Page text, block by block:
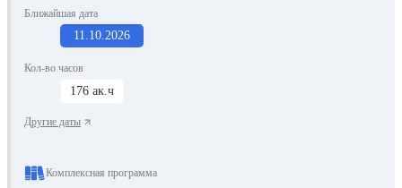
Ближайшая дата
11.10.2026
Кол-во часов
176 ак.ч
Другие даты
Комплексная программа